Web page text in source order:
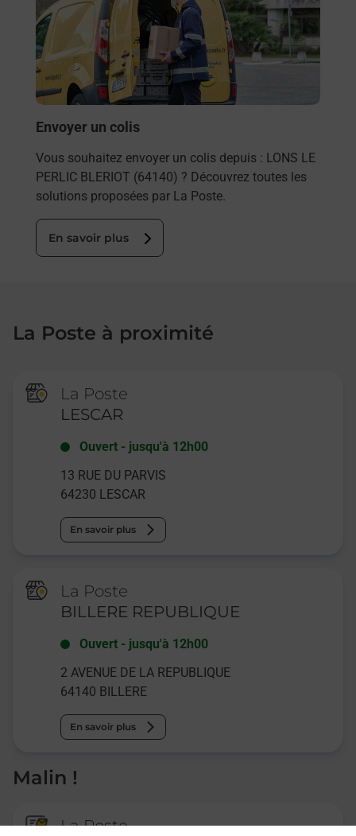
Envoyer un colis
Vous souhaitez envoyer un colis depuis : LONS LE
PERLIC BLERIOT (64140) ? Découvrez toutes les
solutions proposées par La Poste.
En savoir plus
La Poste à proximité
La Poste
LESCAR
Ouvert - jusqu'à 12h00
13 RUE DU PARVIS
64230 LESCAR
En savoir plus
La Poste
BILLERE REPUBLIQUE
Ouvert - jusqu'à 12h00
2 AVENUE DE LA REPUBLIQUE
64140 BILLERE
En savoir plus
Malin !
La Poste